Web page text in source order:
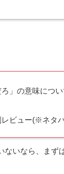
」の意味につ
レビュー(※ネタ
ないなら、まず